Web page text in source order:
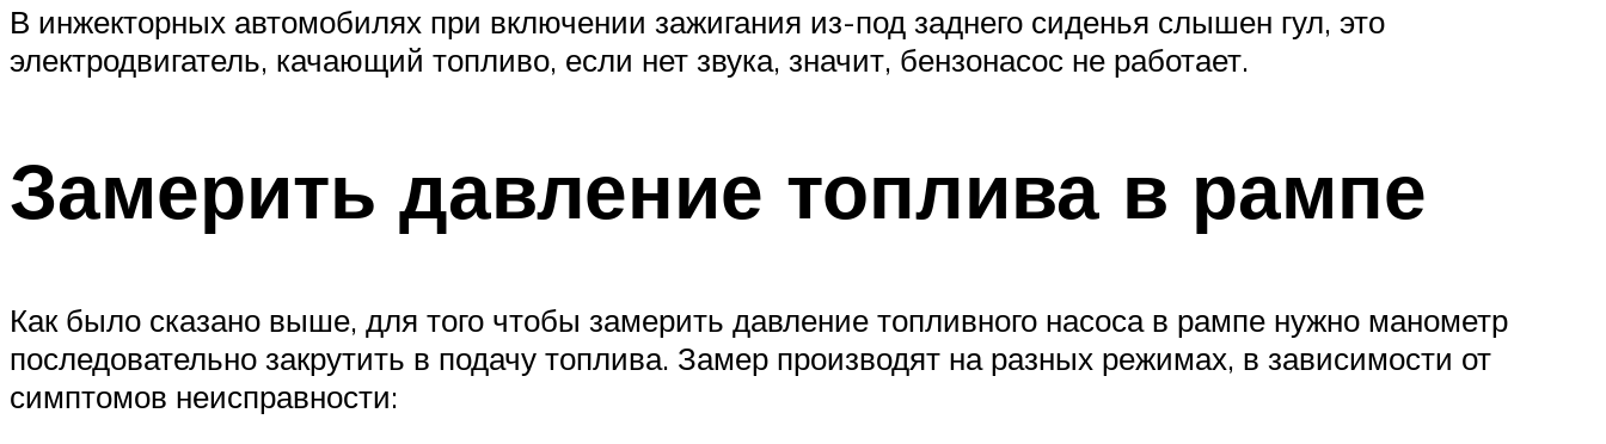
В инжекторных автомобилях при включении зажигания из-под заднего сиденья слышен гул, это
электродвигатель, качающий топливо, если нет звука, значит, бензонасос не работает.
Замерить давление топлива в рампе
Как было сказано выше, для того чтобы замерить давление топливного насоса в рампе нужно манометр
последовательно закрутить в подачу топлива. Замер производят на разных режимах, в зависимости от
симптомов неисправности: